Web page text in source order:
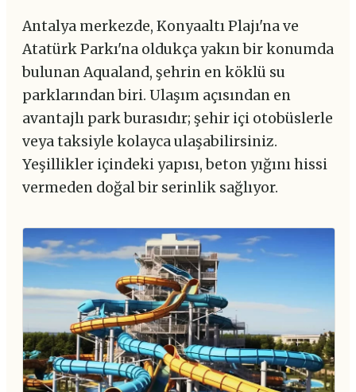
Antalya merkezde, Konyaaltı Plajı'na ve
Atatürk Parkı'na oldukça yakın bir konumda
bulunan Aqualand, şehrin en köklü su
parklarından biri. Ulaşım açısından en
avantajlı park burasıdır; şehir içi otobüslerle
veya taksiyle kolayca ulaşabilirsiniz.
Yeşillikler içindeki yapısı, beton yığını hissi
vermeden doğal bir serinlik sağlıyor.